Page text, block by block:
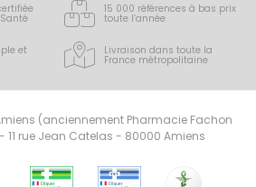
15 000 références à bas prix
toute l’année
et Livraison dans toute la
France métropolitaine
(anciennement Pharmacie Fachon
11 rue Jean Catelas - 80000 Amiens